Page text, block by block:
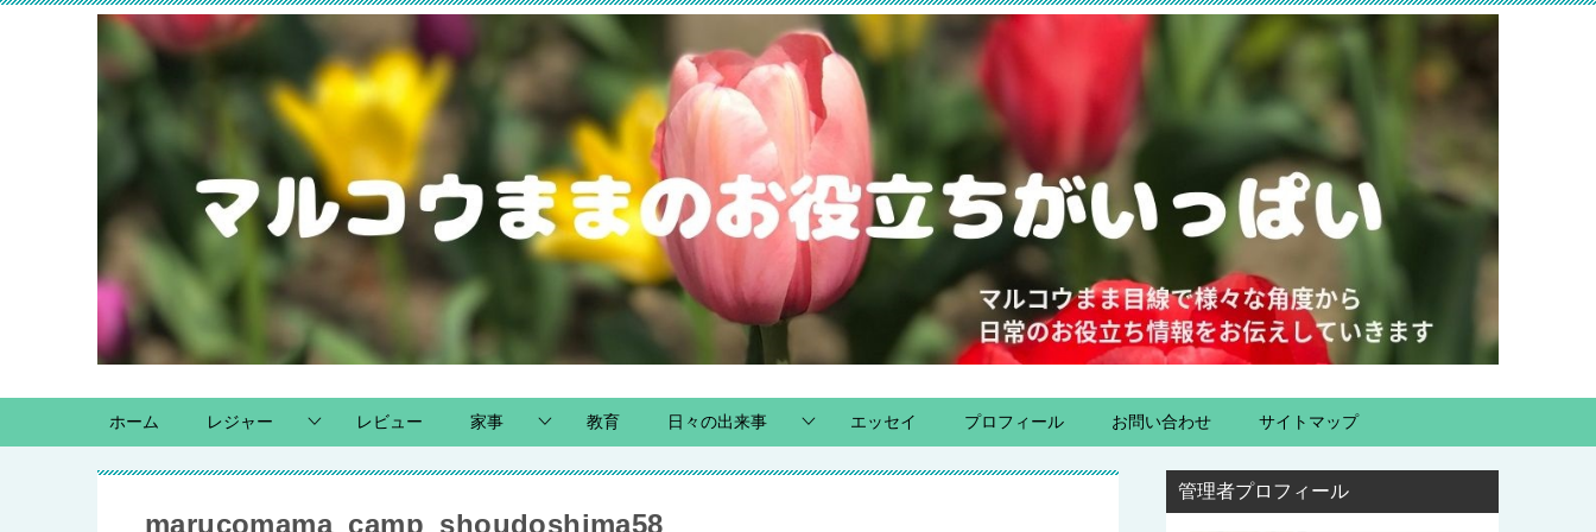
ホーム レジャー レビュー 家事 教育 日々の出来事 エッセイ プロフィール お問い合わせ サイトマップ
marucomama_camp_shoudoshima58
管理者プロフィール